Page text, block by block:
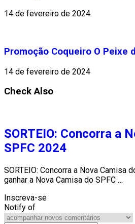
14 de fevereiro de 2024
Promoção Coqueiro O Peixe
14 de fevereiro de 2024
Check Also
SORTEIO: Concorra a
SPFC 2024
SORTEIO: Concorra a Nova Camisa
ganhar a Nova Camisa do SPFC …
Inscreva-se
Notify of